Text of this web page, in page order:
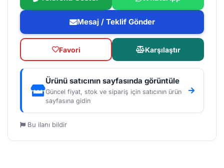
Mesaj / Teklif Gönder
Favori Karşılaştır
Ürünü satıcının sayfasında görüntüle
Güncel fiyat, stok ve sipariş için satıcının ürün
sayfasına gidin
Bu ilanı bildir